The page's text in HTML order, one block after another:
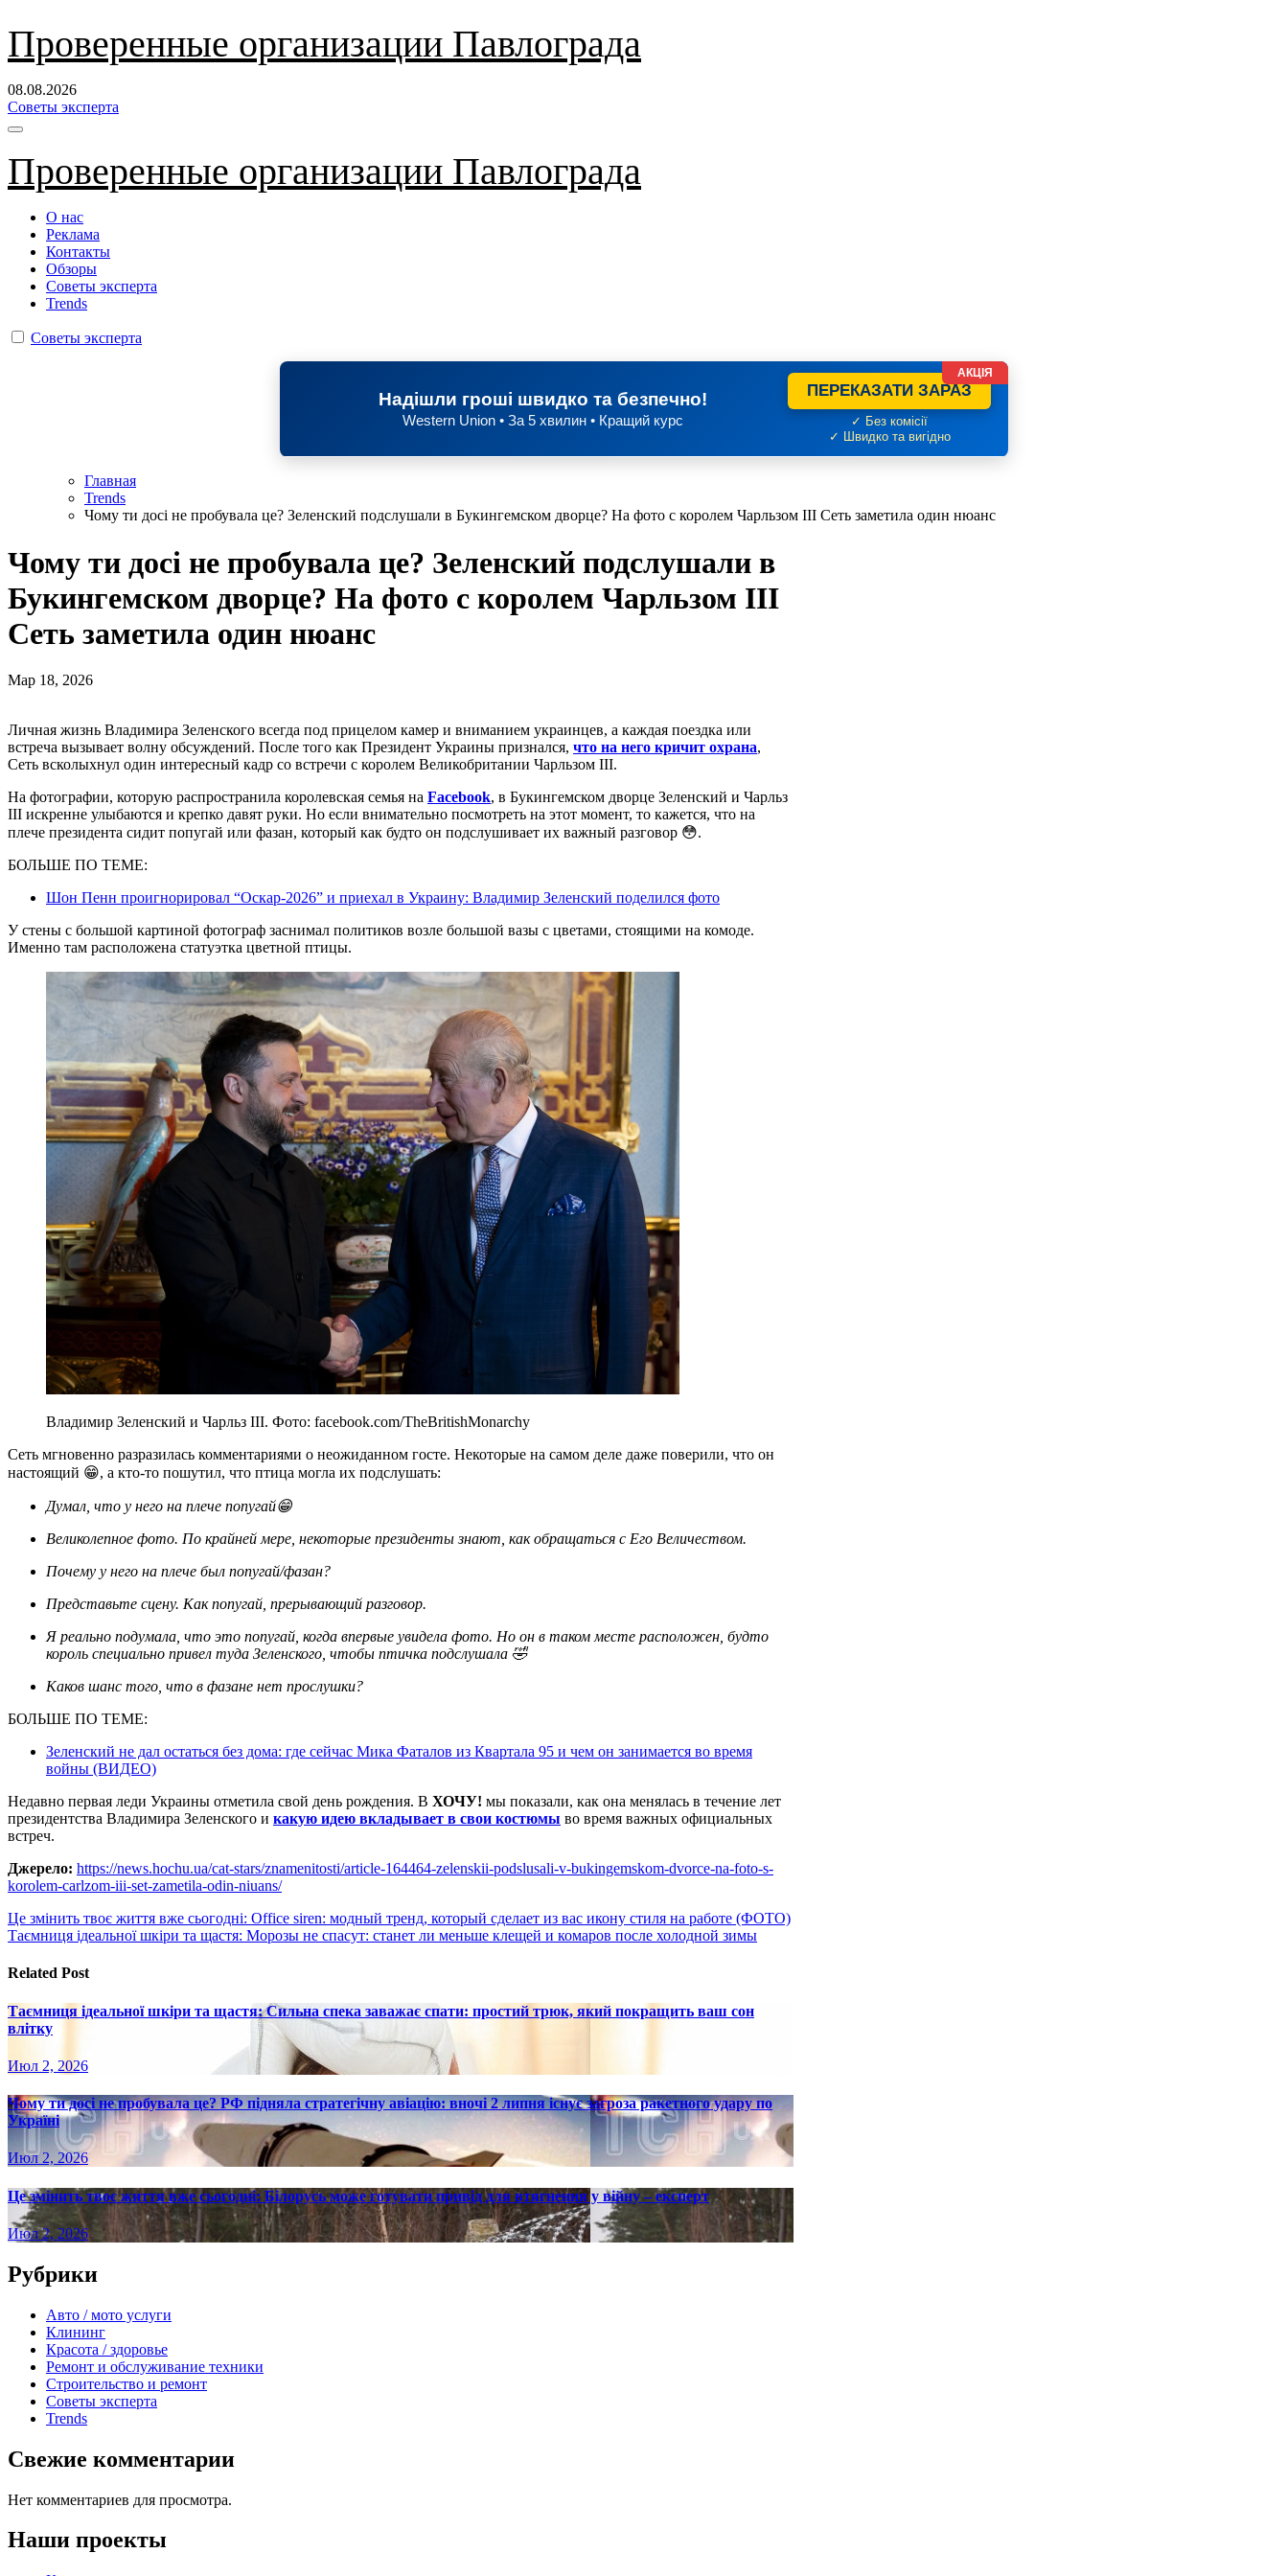
Перейти
содержанию
Проверенные организации Павлограда
08.08.2026
Советы эксперта
Проверенные организации Павлограда
О нас
Реклама
Контакты
Обзоры
Советы эксперта
Trends
Советы эксперта
Надішли гроші швидко та безпечно!
Western Union • За 5 хвилин • Кращий курс
ПЕРЕКАЗАТИ ЗАРАЗ
✓ Без комісії
✓ Швидко та вигідно
АКЦІЯ
Главная
Trends
Чому ти досі не пробувала це? Зеленский подслушали в Букингемском дворце? На фото с королем Чарльзом III Сеть заметила один нюанс
Чому ти досі не пробувала це? Зеленский подслушали в
Букингемском дворце? На фото с королем Чарльзом III
Сеть заметила один нюанс
Мар 18, 2026
Личная жизнь Владимира Зеленского всегда под прицелом камер и вниманием украинцев, а каждая поездка или
встреча вызывает волну обсуждений. После того как Президент Украины признался, что на него кричит охрана,
Сеть всколыхнул один интересный кадр со встречи с королем Великобритании Чарльзом III.
На фотографии, которую распространила королевская семья на Facebook, в Букингемском дворце Зеленский и Чарльз
III искренне улыбаются и крепко давят руки. Но если внимательно посмотреть на этот момент, то кажется, что на
плече президента сидит попугай или фазан, который как будто он подслушивает их важный разговор 😳.
БОЛЬШЕ ПО ТЕМЕ:
Шон Пенн проигнорировал “Оскар-2026” и приехал в Украину: Владимир Зеленский поделился фото
У стены с большой картиной фотограф заснимал политиков возле большой вазы с цветами, стоящими на комоде.
Именно там расположена статуэтка цветной птицы.
Владимир Зеленский и Чарльз ІІІ. Фото: facebook.com/TheBritishMonarchy
Сеть мгновенно разразилась комментариями о неожиданном госте. Некоторые на самом деле даже поверили, что он
настоящий 😁, а кто-то пошутил, что птица могла их подслушать:
Думал, что у него на плече попугай😁
Великолепное фото. По крайней мере, некоторые президенты знают, как обращаться с Его Величеством.
Почему у него на плече был попугай/фазан?
Представьте сцену. Как попугай, прерывающий разговор.
Я реально подумала, что это попугай, когда впервые увидела фото. Но он в таком месте расположен, будто
король специально привел туда Зеленского, чтобы птичка подслушала 🤣
Каков шанс того, что в фазане нет прослушки?
БОЛЬШЕ ПО ТЕМЕ:
Зеленский не дал остаться без дома: где сейчас Мика Фаталов из Квартала 95 и чем он занимается во время
войны (ВИДЕО)
Недавно первая леди Украины отметила свой день рождения. В ХОЧУ! мы показали, как она менялась в течение лет
президентства Владимира Зеленского и какую идею вкладывает в свои костюмы во время важных официальных
встреч.
Джерело: https://news.hochu.ua/cat-stars/znamenitosti/article-164464-zelenskii-podslusali-v-bukingemskom-dvorce-na-foto-s-
korolem-carlzom-iii-set-zametila-odin-niuans/
Навигация
по
записям
Це змінить твоє життя вже сьогодні: Office siren: модный тренд, который сделает из вас икону стиля на работе (ФОТО)
Таємниця ідеальної шкіри та щастя: Морозы не спасут: станет ли меньше клещей и комаров после холодной зимы
Related Post
Таємниця ідеальної шкіри та щастя: Сильна спека заважає спати: простий трюк, який покращить ваш сон
влітку
Июл 2, 2026
Чому ти досі не пробувала це? РФ підняла стратегічну авіацію: вночі 2 липня існує загроза ракетного удару по
Україні
Июл 2, 2026
Це змінить твоє життя вже сьогодні: Білорусь може готувати привід для втягнення у війну – експерт
Июл 2, 2026
Рубрики
Авто / мото услуги
Клининг
Красота / здоровье
Ремонт и обслуживание техники
Строительство и ремонт
Советы эксперта
Trends
Свежие комментарии
Нет комментариев для просмотра.
Наши проекты